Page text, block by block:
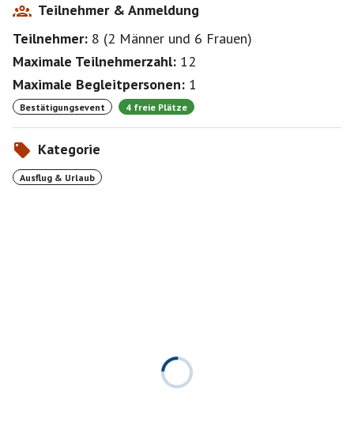
Teilnehmer & Anmeldung
Teilnehmer: 8 (2 Männer und 6 Frauen)
Maximale Teilnehmerzahl: 12
Maximale Begleitpersonen: 1
Bestätigungsevent 4 freie Plätze
Kategorie
Ausflug & Urlaub